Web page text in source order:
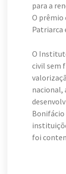
para a
O prêmio
Patriarca
O
civil sem
nacional,
Bonifácio
foi